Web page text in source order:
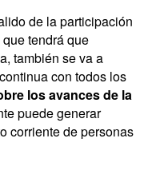
de la participación
tendrá que
también se va a
con todos los
los avances de la
puede generar
corriente de personas